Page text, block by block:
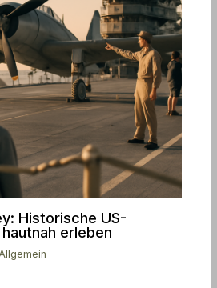
Historische US-
erleben